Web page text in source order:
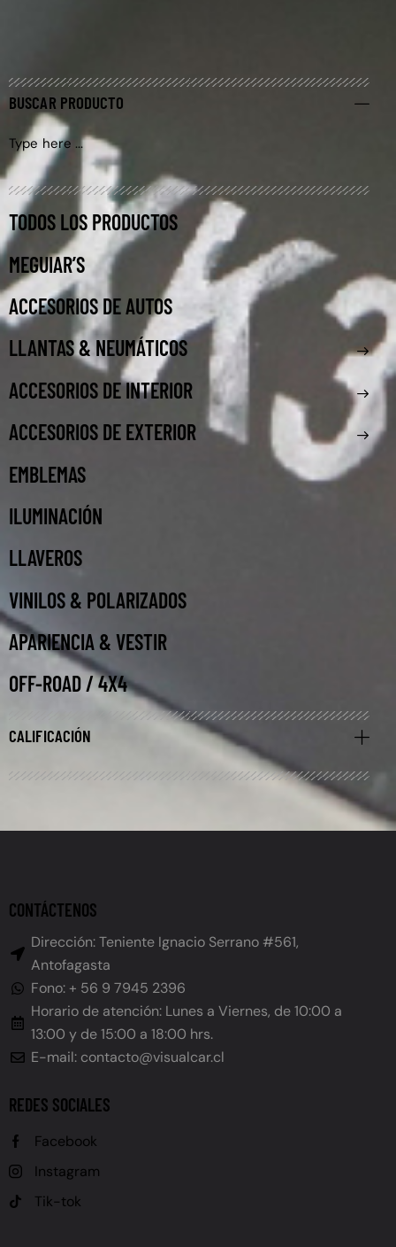
BUSCAR PRODUCTO
TODOS LOS PRODUCTOS
MEGUIAR’S
ACCESORIOS DE AUTOS
LLANTAS & NEUMÁTICOS
ACCESORIOS DE INTERIOR
ACCESORIOS DE EXTERIOR
EMBLEMAS
ILUMINACIÓN
LLAVEROS
VINILOS & POLARIZADOS
APARIENCIA & VESTIR
OFF-ROAD / 4X4
CALIFICACIÓN
CONTÁCTENOS
Dirección: Teniente Ignacio Serrano #561,
Antofagasta
Fono: + 56 9 7945 2396
Horario de atención: Lunes a Viernes, de 10:00 a
13:00 y de 15:00 a 18:00 hrs.
E-mail: contacto@visualcar.cl
REDES SOCIALES
Facebook
Instagram
Tik-tok